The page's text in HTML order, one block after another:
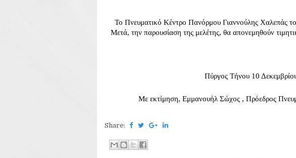
Το Πνευματικό Κέντρο Πανόρμου Γιαννούλης Χαλεπάς
Μετά, την παρουσίαση της μελέτης, θα απονεμηθούν
Πύργος Τήνου 10
Με εκτίμηση, Εμμανουήλ Σώχος , Πρόεδρος
Share: